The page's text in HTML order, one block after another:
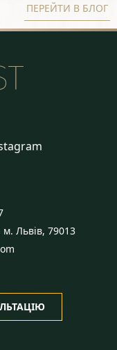
ПЕРЕЙТИ В БЛОГ
м. Львів, 79013